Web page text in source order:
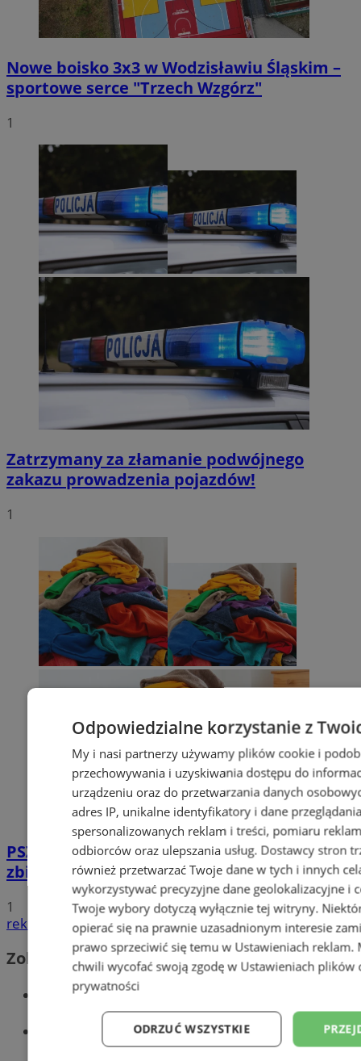
Nowe boisko 3x3 w Wodzisławiu Śląskim –
sportowe serce "Trzech Wzgórz"
1
Zatrzymany za złamanie podwójnego
zakazu prowadzenia pojazdów!
1
PSZOK w Wodzisławiu: selektywne
zbieranie odpadów tekstylnych w gminach
1
reklama
Zobacz również
Wiadomości kryminalne w Wodzisławiu
Wiadomości lokalne
Odpowiedzialne korzystanie z
My i nasi partnerzy używamy plików cookie i
przechowywania i uzyskiwania dostępu do
urządzeniu oraz do przetwarzania danych
adres IP, unikalne identyfikatory i dane
spersonalizowanych reklam i treści, pomiaru
odbiorców oraz ulepszania usług. Dostawcy stron
również przetwarzać Twoje dane w tych i innych
wykorzystywać precyzyjne dane geolokalizacyjne i
Twoje wybory dotyczą wyłącznie tej witryny.
opierać się na prawnie uzasadnionym interesie
prawo sprzeciwić się temu w Ustawieniach reklam.
chwili wycofać swoją zgodę w Ustawieniach plików
prywatności
ODRZUĆ WSZYSTKIE